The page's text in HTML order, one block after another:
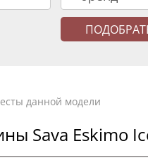
данной модели
Sava Eskimo